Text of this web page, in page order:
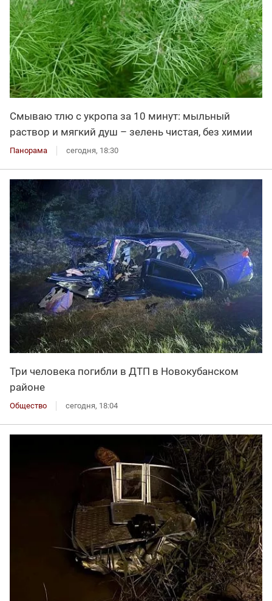
Смываю тлю с укропа за 10 минут: мыльный
раствор и мягкий душ – зелень чистая, без химии
Панорама сегодня, 18:30
Три человека погибли в ДТП в Новокубанском
районе
Общество сегодня, 18:04